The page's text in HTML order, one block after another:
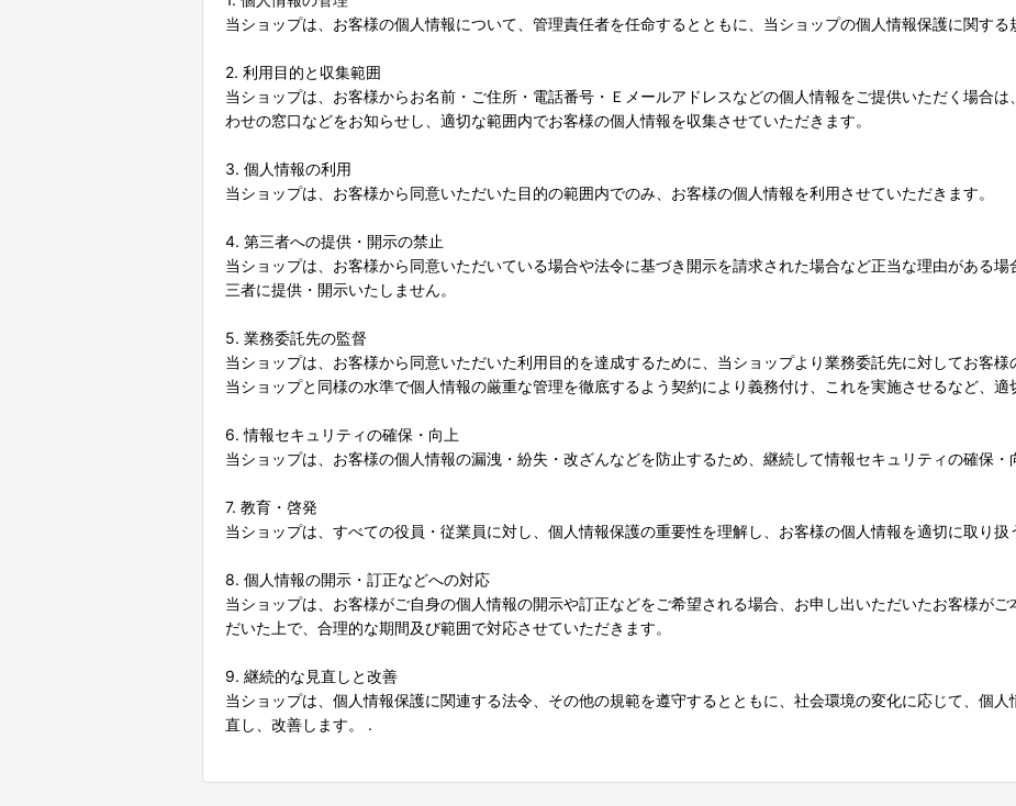
当ショップは、お客様の個人情報について、管理責任者を任命するとともに、当ショップの個人情報保護に関する
2. 利用目的と収集範囲
当ショップは、お客様からお名前・ご住所・電話番号・Ｅメールアドレスなどの個人情報をご提供いただく場合
わせの窓口などをお知らせし、適切な範囲内でお客様の個人情報を収集させていただきます。
3. 個人情報の利用
当ショップは、お客様から同意いただいた目的の範囲内でのみ、お客様の個人情報を利用させていただきます。
4. 第三者への提供・開示の禁止
当ショップは、お客様から同意いただいている場合や法令に基づき開示を請求された場合など正当な理由がある
三者に提供・開示いたしません。
5. 業務委託先の監督
当ショップは、お客様から同意いただいた利用目的を達成するために、当ショップより業務委託先に対してお客様
当ショップと同様の水準で個人情報の厳重な管理を徹底するよう契約により義務付け、これを実施させるなど、適
6. 情報セキュリティの確保・向上
当ショップは、お客様の個人情報の漏洩・紛失・改ざんなどを防止するため、継続して情報セキュリティの確保・
7. 教育・啓発
当ショップは、すべての役員・従業員に対し、個人情報保護の重要性を理解し、お客様の個人情報を適切に取り扱
8. 個人情報の開示・訂正などへの対応
当ショップは、お客様がご自身の個人情報の開示や訂正などをご希望される場合、お申し出いただいたお客様が
だいた上で、合理的な期間及び範囲で対応させていただきます。
9. 継続的な見直しと改善
当ショップは、個人情報保護に関連する法令、その他の規範を遵守するとともに、社会環境の変化に応じて、個
直し、改善します。 .